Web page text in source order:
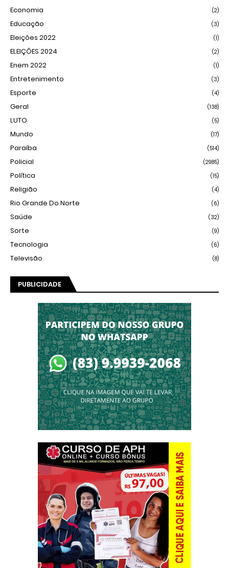
Economia (2)
Educação (3)
Eleições 2022 (1)
ELEIÇÕES 2024 (2)
Enem 2022 (1)
Entretenimento (3)
Esporte (4)
Geral (138)
LUTO (5)
Mundo (17)
Paraíba (514)
Policial (2985)
Política (15)
Religião (4)
Rio Grande Do Norte (6)
Saúde (32)
Sorte (9)
Tecnologia (6)
Televisão (8)
PUBLICIDADE